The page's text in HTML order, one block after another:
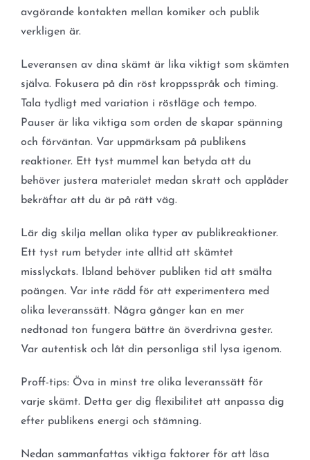
avgörande kontakten mellan komiker och publik
verkligen är.
Leveransen av dina skämt är lika viktigt som skämten
själva. Fokusera på din röst kroppsspråk och timing.
Tala tydligt med variation i röstläge och tempo.
Pauser är lika viktiga som orden de skapar spänning
och förväntan. Var uppmärksam på publikens
reaktioner. Ett tyst mummel kan betyda att du
behöver justera materialet medan skratt och applåder
bekräftar att du är på rätt väg.
Lär dig skilja mellan olika typer av publikreaktioner.
Ett tyst rum betyder inte alltid att skämtet
misslyckats. Ibland behöver publiken tid att smälta
poängen. Var inte rädd för att experimentera med
olika leveranssätt. Några gånger kan en mer
nedtonad ton fungera bättre än överdrivna gester.
Var autentisk och låt din personliga stil lysa igenom.
Proff-tips: Öva in minst tre olika leveranssätt för
varje skämt. Detta ger dig flexibilitet att anpassa dig
efter publikens energi och stämning.
Nedan sammanfattas viktiga faktorer för att läsa